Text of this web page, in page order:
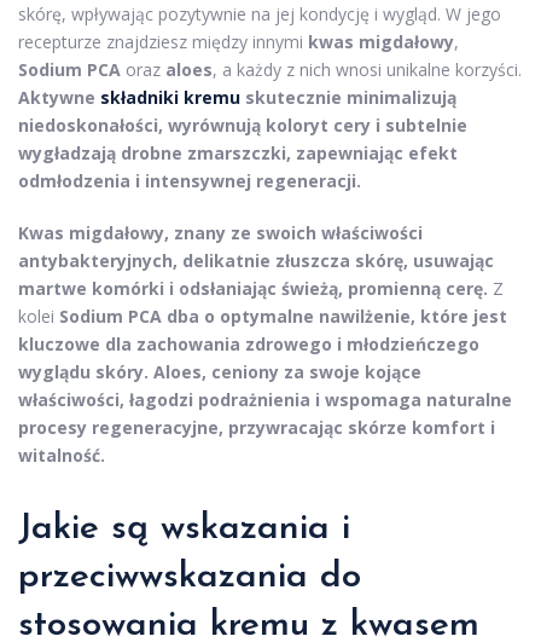
skórę, wpływając pozytywnie na jej kondycję i wygląd. W jego
recepturze znajdziesz między innymi kwas migdałowy,
Sodium PCA oraz aloes, a każdy z nich wnosi unikalne korzyści.
Aktywne składniki kremu skutecznie minimalizują
niedoskonałości, wyrównują koloryt cery i subtelnie
wygładzają drobne zmarszczki, zapewniając efekt
odmłodzenia i intensywnej regeneracji.
Kwas migdałowy, znany ze swoich właściwości
antybakteryjnych, delikatnie złuszcza skórę, usuwając
martwe komórki i odsłaniając świeżą, promienną cerę. Z
kolei Sodium PCA dba o optymalne nawilżenie, które jest
kluczowe dla zachowania zdrowego i młodzieńczego
wyglądu skóry. Aloes, ceniony za swoje kojące
właściwości, łagodzi podrażnienia i wspomaga naturalne
procesy regeneracyjne, przywracając skórze komfort i
witalność.
Jakie są wskazania i
przeciwwskazania do
stosowania kremu z kwasem